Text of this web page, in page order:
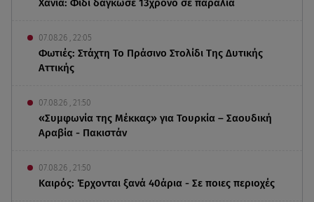
Χανιά: Φίδι δάγκωσε 13χρονο σε παραλία
07.08.26 , 22:05
Φωτιές: Στάχτη Το Πράσινο Στολίδι Της Δυτικής
Αττικής
07.08.26 , 21:50
«Συμφωνία της Μέκκας» για Τουρκία – Σαουδική
Αραβία - Πακιστάν
07.08.26 , 21:50
Καιρός: Έρχονται ξανά 40άρια - Σε ποιες περιοχές